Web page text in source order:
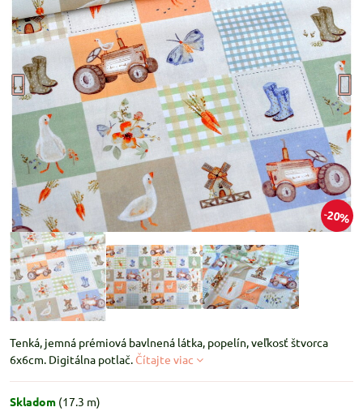
20%
Tenká, jemná prémiová bavlnená látka, popelín, veľkosť štvorca
6x6cm. Digitálna potlač. Čítajte viac
Skladom (17.3 m)